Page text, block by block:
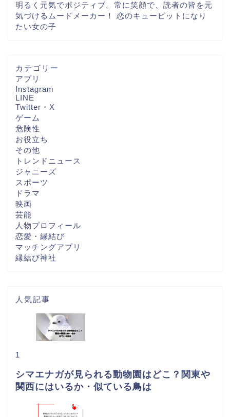
明るく元気でポジティブ。常に笑顔で、読者の皆を元
気づけるムードメーカー！ 恋のキューピットになり
たい女の子
カテゴリー
アプリ
Instagram
LINE
Twitter・X
ゲーム
危険性
お役立ち
その他
トレンドニュース
ジャニーズ
スポーツ
ドラマ
映画
芸能
人物プロフィール
恋愛・縁結び
マッチングアプリ
縁結び神社
人気記事
1
シマエナガが見られる動物園はどこ？関東や
関西にはいるか・似ている鳥は